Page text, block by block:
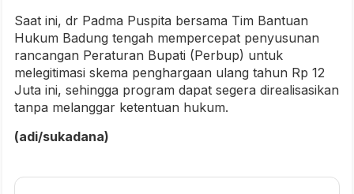
Saat ini, dr Padma Puspita bersama Tim Bantuan
Hukum Badung tengah mempercepat penyusunan
rancangan Peraturan Bupati (Perbup) untuk
melegitimasi skema penghargaan ulang tahun Rp 12
Juta ini, sehingga program dapat segera direalisasikan
tanpa melanggar ketentuan hukum.
(adi/sukadana)